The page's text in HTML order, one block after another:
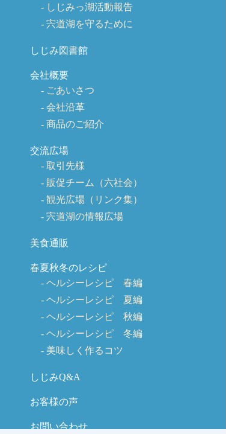
しじみっ湖活動報告
宍道湖を守るために
しじみ図書館
会社概要
ごあいさつ
会社沿革
商品のご紹介
交流広場
取引先様
販促チーム（六社会）
観光広場（リンク集）
宍道湖の情報広場
美食通販
春夏秋冬のレシピ
ヘルシーレシピ 春編
ヘルシーレシピ 夏編
ヘルシーレシピ 秋編
ヘルシーレシピ 冬編
美味しく作るコツ
しじみQ&A
お客様の声
お問い合わせ